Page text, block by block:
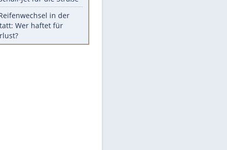
Die gruseligsten Ort der Welt
Android austauschen